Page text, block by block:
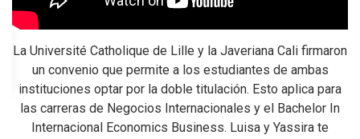
La Université Catholique de Lille y la Javeriana Cali firmaron
un convenio que permite a los estudiantes de ambas
instituciones optar por la doble titulación. Esto aplica para
las carreras de Negocios Internacionales y el Bachelor In
Internacional Economics Business. Luisa y Yassira te